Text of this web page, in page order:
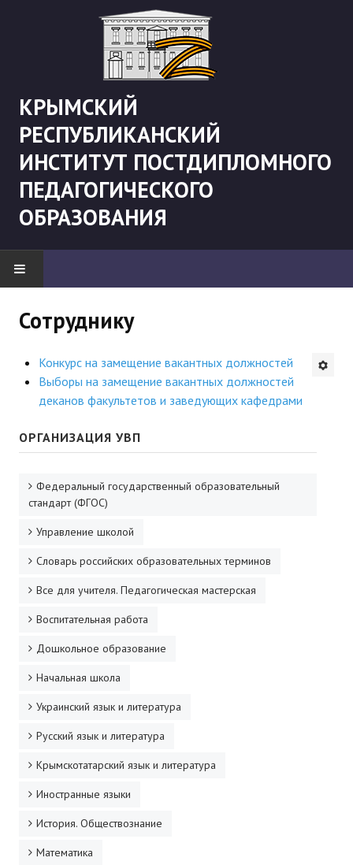
КРЫМСКИЙ
РЕСПУБЛИКАНСКИЙ
ИНСТИТУТ ПОСТДИПЛОМНОГО
ПЕДАГОГИЧЕСКОГО
ОБРАЗОВАНИЯ
Будни института
АНОНСЫ
ИНСТИТУТ
Противодействие коррупции
Организация УВП
ГИА
Карта ГИА РК
Советуем прочитать
Профессиональная переподготовка
Повышение квалификации
КОНТАКТЫ
Сотруднику
Конкурс на замещение вакантных должностей
Выборы на замещение вакантных должностей
деканов факультетов и заведующих кафедрами
ОРГАНИЗАЦИЯ УВП
Федеральный государственный образовательный
стандарт (ФГОС)
Управление школой
Словарь российских образовательных терминов
Все для учителя. Педагогическая мастерская
Воспитательная работа
Дошкольное образование
Начальная школа
Украинский язык и литература
Русский язык и литература
Крымскотатарский язык и литература
Иностранные языки
История. Обществознание
Математика